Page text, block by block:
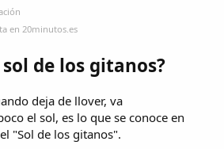
en 20minutos.es
sol de los gitanos?
deja de llover, va
el sol, es lo que se conoce en
"Sol de los gitanos".